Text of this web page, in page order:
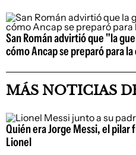
San Román advirtió que "la
cómo Ancap se preparó para la
MÁS NOTICIAS
Quién era Jorge Messi, el
Lionel